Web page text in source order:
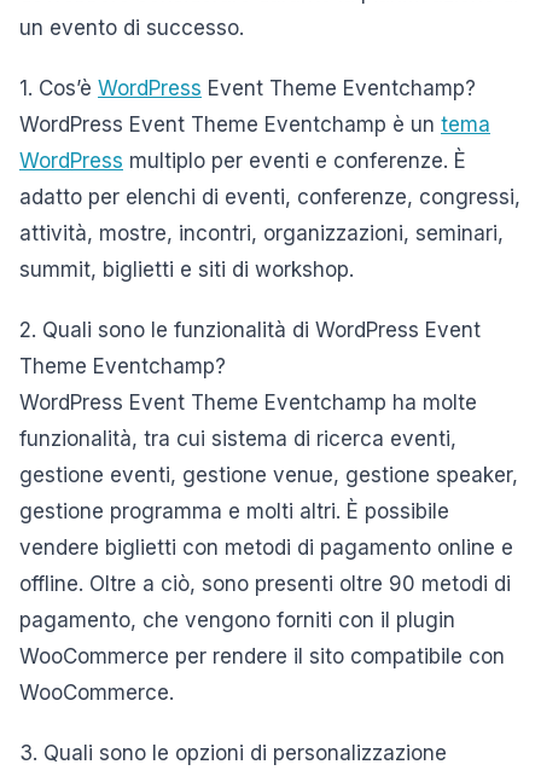
un evento di successo.
1. Cos’è WordPress Event Theme Eventchamp?
WordPress Event Theme Eventchamp è un tema
WordPress multiplo per eventi e conferenze. È
adatto per elenchi di eventi, conferenze, congressi,
attività, mostre, incontri, organizzazioni, seminari,
summit, biglietti e siti di workshop.
2. Quali sono le funzionalità di WordPress Event
Theme Eventchamp?
WordPress Event Theme Eventchamp ha molte
funzionalità, tra cui sistema di ricerca eventi,
gestione eventi, gestione venue, gestione speaker,
gestione programma e molti altri. È possibile
vendere biglietti con metodi di pagamento online e
offline. Oltre a ciò, sono presenti oltre 90 metodi di
pagamento, che vengono forniti con il plugin
WooCommerce per rendere il sito compatibile con
WooCommerce.
3. Quali sono le opzioni di personalizzazione